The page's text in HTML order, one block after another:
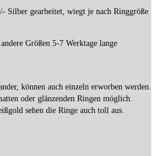
Silber gearbeitet, wiegt je nach Ringgröße
Größen 5-7 Werktage lange
können auch einzeln erworben werden.
oder glänzenden Ringen möglich.
sehen die Ringe auch toll aus.